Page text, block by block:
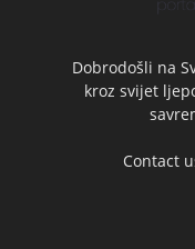
Dobrodošli na
kroz svijet
Contact